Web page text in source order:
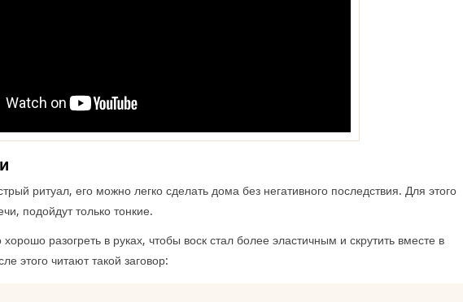
ритуал, его можно легко сделать дома без негативного последствия. Для этого
подойдут только тонкие.
разогреть в руках, чтобы воск стал более эластичным и скрутить вместе в
этого читают такой заговор: